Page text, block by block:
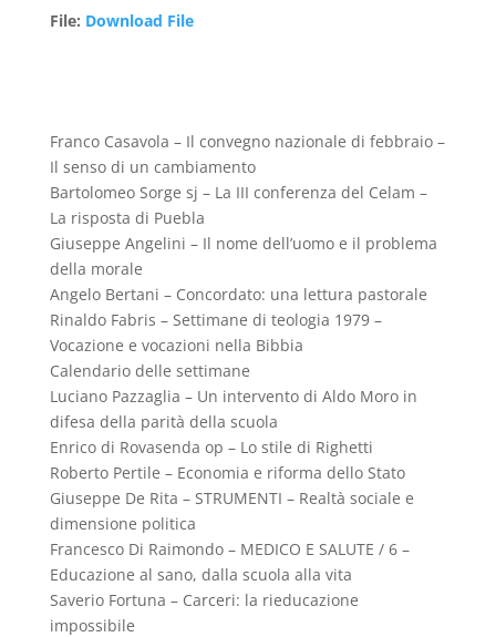
File: Download File
Franco Casavola – Il convegno nazionale di febbraio –
Il senso di un cambiamento
Bartolomeo Sorge sj – La III conferenza del Celam –
La risposta di Puebla
Giuseppe Angelini – Il nome dell’uomo e il problema
della morale
Angelo Bertani – Concordato: una lettura pastorale
Rinaldo Fabris – Settimane di teologia 1979 –
Vocazione e vocazioni nella Bibbia
Calendario delle settimane
Luciano Pazzaglia – Un intervento di Aldo Moro in
difesa della parità della scuola
Enrico di Rovasenda op – Lo stile di Righetti
Roberto Pertile – Economia e riforma dello Stato
Giuseppe De Rita – STRUMENTI – Realtà sociale e
dimensione politica
Francesco Di Raimondo – MEDICO E SALUTE / 6 –
Educazione al sano, dalla scuola alla vita
Saverio Fortuna – Carceri: la rieducazione
impossibile